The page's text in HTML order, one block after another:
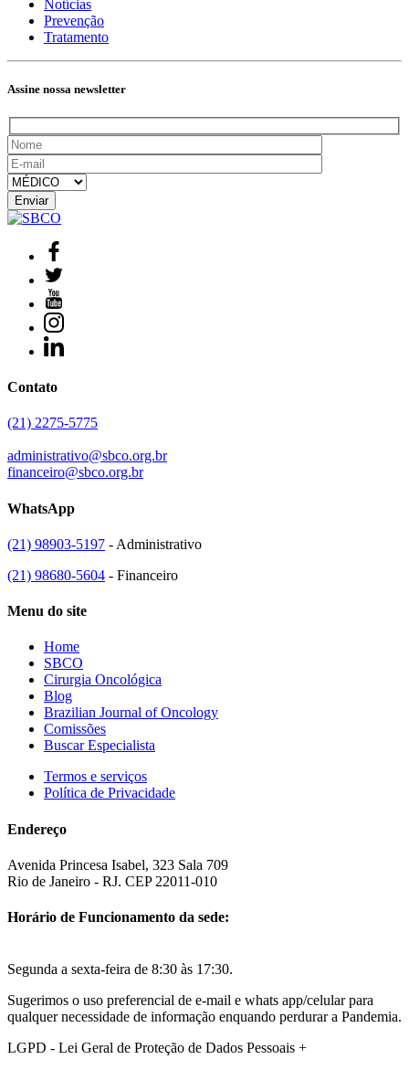
Notícias
Prevenção
Tratamento
Assine nossa newsletter
Contato
(21) 2275-5775
administrativo@sbco.org.br
financeiro@sbco.org.br
WhatsApp
(21) 98903-5197 - Administrativo
(21) 98680-5604 - Financeiro
Menu do site
Home
SBCO
Cirurgia Oncológica
Blog
Brazilian Journal of Oncology
Comissões
Buscar Especialista
Termos e serviços
Política de Privacidade
Endereço
Avenida Princesa Isabel, 323 Sala 709
Rio de Janeiro - RJ. CEP 22011-010
Horário de Funcionamento da sede:
Segunda a sexta-feira de 8:30 às 17:30.
Sugerimos o uso preferencial de e-mail e whats app/celular para
qualquer necessidade de informação enquando perdurar a Pandemia.
LGPD - Lei Geral de Proteção de Dados Pessoais +